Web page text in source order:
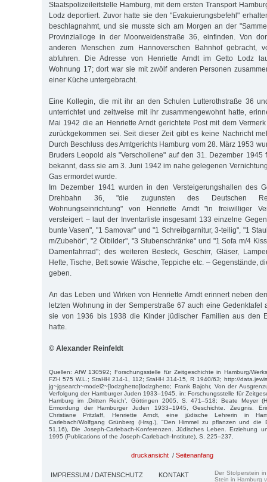
Staatspolizeileitstelle Hamburg, mit dem ersten Transport
Lodz deportiert. Zuvor hatte sie den "Evakuierungsbefehl"
beschlagnahmt, und sie musste sich am Morgen an der
Provinzialloge in der Moorweidenstraße 36, einfinden. Von
anderen Menschen zum Hannoverschen Bahnhof gebracht,
abfuhren. Die Adresse von Henriette Arndt im Getto Lodz
Wohnung 17; dort war sie mit zwölf anderen Personen
einer Küche untergebracht.
Eine Kollegin, die mit ihr an den Schulen Lutterothstraße 36
unterrichtet und zeitweise mit ihr zusammengewohnt hatte,
Mai 1942 die an Henriette Arndt gerichtete Post mit dem
zurückgekommen sei. Seit dieser Zeit gibt es keine Nachricht
Durch Beschluss des Amtgerichts Hamburg vom 28. März 1953
Bruders Leopold als "Verschollene" auf den 31. Dezember 1945
bekannt, dass sie am 3. Juni 1942 im nahe gelegenen
Gas ermordet wurde.
Im Dezember 1941 wurden in den Versteigerungshallen des
Drehbahn 36, "die zugunsten des Deutschen
Wohnungseinrichtung" von Henriette Arndt "in freiwilliger
versteigert – laut der Inventarliste insgesamt 133 einzelne
bunte Vasen", "1 Samovar" und "1 Schreibgarnitur, 3-teilig", "1
m/Zubehör", "2 Ölbilder", "3 Stubenschränke" und "1 Sofa m/4
Damenfahrrad"; des weiteren Besteck, Geschirr, Gläser,
Hefte, Tische, Bett sowie Wäsche, Teppiche etc. – Gegenstände,
geben.
An das Leben und Wirken von Henriette Arndt erinnert neben
letzten Wohnung in der Semperstraße 67 auch eine Gedenktafel
sie von 1936 bis 1938 die Kinder jüdischer Familien aus den
hatte.
© Alexander Reinfeldt
Quellen: AfW 130592; Forschungsstelle für Zeitgeschichte in Hamburg/
FZH 575 W.L.; StaHH 214-1, 112; StaHH 314-15, R 1940/63; http://
jg~jgsearch~model2~[lodzghetto]lodzghetto; Frank Bajohr, Von der
Verfolgung der Hamburger Juden 1933–1945, in: Forschungsstelle für
Hamburg im ‚Dritten Reich’, Göttingen 2005, S. 471–518; Beate Meyer
Ermordung der Hamburger Juden 1933–1945, Geschichte. Zeugnis.
Christiane Pritzlaff, Henriette Arndt, eine jüdische Lehrerin in
Carlebach/Wolfgang Grünberg (Hrsg.), "Den Himmel zu pflanzen und die
51,16), Die Joseph-Carlebach-Konferenzen. Jüdisches Leben. Erziehung
1995 (Publications of the Joseph-Carlebach-Institute), S. 225–237.
druckansicht / Seitenanfang
IMPRESSUM / DATENSCHUTZ KONTAKT
Der Stolperstein
Stein in Hamburg